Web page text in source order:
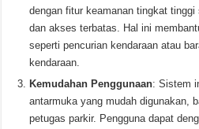
dengan fitur keamanan tingkat
dan akses terbatas. Hal ini
seperti pencurian kendaraan atau
kendaraan.
Kemudahan Penggunaan: Sistem
antarmuka yang mudah digunakan,
petugas parkir. Pengguna dapat